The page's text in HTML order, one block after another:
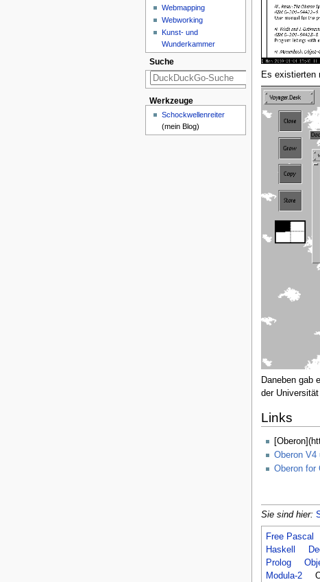
Es existierten
Daneben gab
der
Links
Oberon V4
Oberon for
Sie sind hier:
Free Pascal
Haskell
Prolog
Modula-2
Webmapping
Webworking
Kunst- und
Wunderkammer
Suche
Werkzeuge
Schockwellenreiter
(mein Blog)